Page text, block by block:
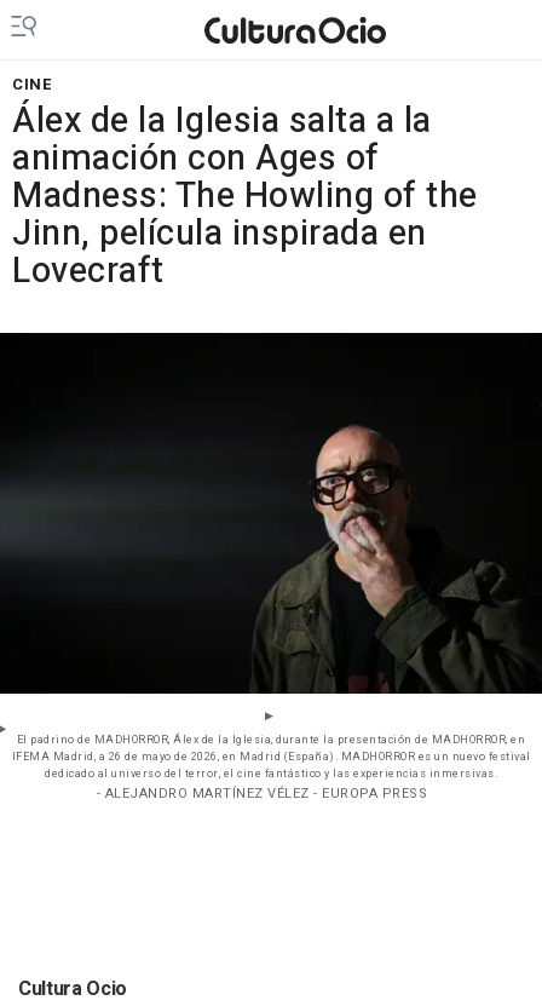
CINE
Álex de la Iglesia salta a la
animación con Ages of
Madness: The Howling of the
Jinn, película inspirada en
Lovecraft
El padrino de MADHORROR, Álex de la Iglesia, durante la presentación de MADHORROR, en
IFEMA Madrid, a 26 de mayo de 2026, en Madrid (España). MADHORROR es un nuevo festival
dedicado al universo del terror, el cine fantástico y las experiencias inmersivas.
- ALEJANDRO MARTÍNEZ VÉLEZ - EUROPA PRESS
Cultura Ocio